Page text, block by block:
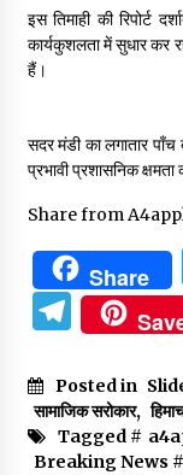
इस तिमाही की रिपोर्ट
कार्यकुशलता में सुधार कर
हैं।
सदर मंडी का लगातार
प्रभावी प्रशासनिक
Share from
Share
Posted in
सामाजिक सरोकार,
Tagged #
Breaking News #